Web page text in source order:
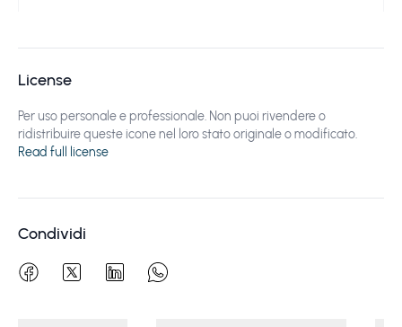
e-book
5)Le riduzioni INPS per artigiani e commercianti in regime forfettario e-book
License
Per uso personale e professionale. Non puoi rivendere o
ridistribuire queste icone nel loro stato originale o modificato.
Read full license
Condividi